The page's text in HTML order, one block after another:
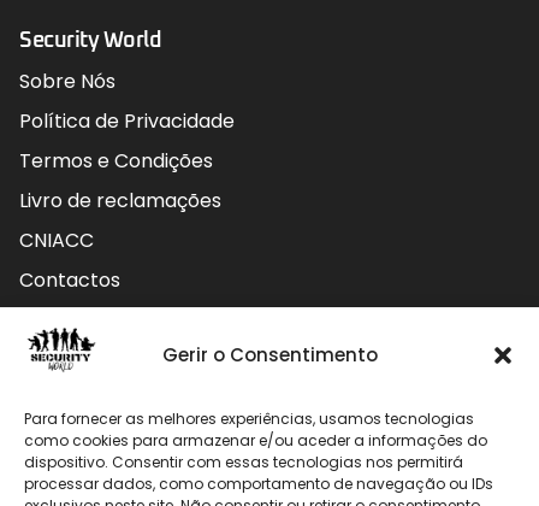
Gerir o Consentimento
Para fornecer as melhores experiências, usamos tecnologias
como cookies para armazenar e/ou aceder a informações do
dispositivo. Consentir com essas tecnologias nos permitirá
processar dados, como comportamento de navegação ou IDs
Security World
Sobre Nós
Política de Privacidade
Termos e Condições
Livro de reclamações
CNIACC
Contactos
Contactos
912 009 740 (Chamada para rede móvel nacional)
geral@securityworld.pt